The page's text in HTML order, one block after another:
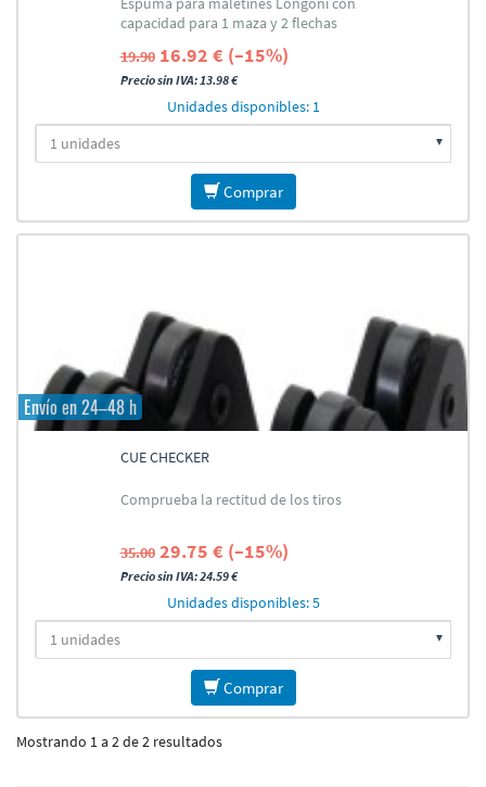
capacidad para 1 maza y 2 flechas
19.90 16.92 € (–15%)
Precio sin IVA: 13.98 €
Unidades disponibles: 1
Comprar
Envío en 24–48 h
CUE CHECKER
Comprueba la rectitud de los tiros
35.00 29.75 € (–15%)
Precio sin IVA: 24.59 €
Unidades disponibles: 5
Comprar
Mostrando 1 a 2 de 2 resultados